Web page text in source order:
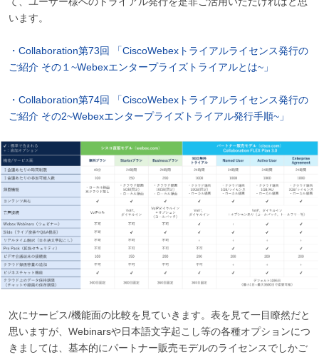
います。
・Collaboration第73回 「CiscoWebexトライアルライセンス発行の
ご紹介 その１~Webexエンタープライズトライアルとは~」
・Collaboration第74回 「CiscoWebexトライアルライセンス発行の
ご紹介 その2~Webexエンタープライズトライアル発行手順~」
次にサービス/機能面の比較を見ていきます。表を見て一目瞭然だと
思いますが、Webinarsや日本語文字起こし等の各種オプションにつ
きましては、基本的にパートナー販売モデルのライセンスでしかご